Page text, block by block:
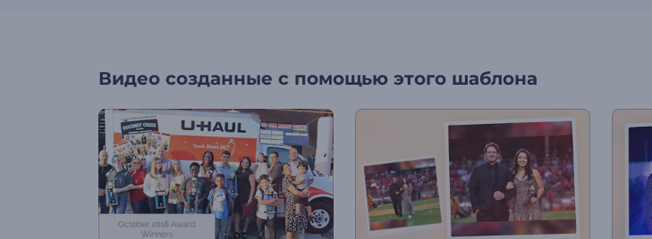
Видео созданные с помощью этого шаблона